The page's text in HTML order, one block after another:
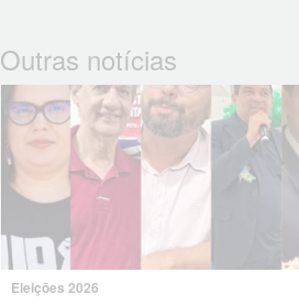
Outras notícias
Eleições 2026